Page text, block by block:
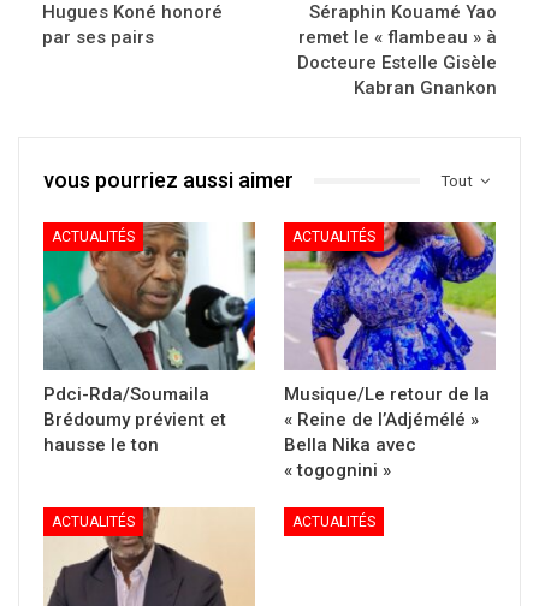
Hugues Koné honoré
par ses pairs
Séraphin Kouamé Yao
remet le « flambeau » à
Docteure Estelle Gisèle
Kabran Gnankon
Tout
vous pourriez aussi aimer
ACTUALITÉS
Pdci-Rda/Soumaila
Brédoumy prévient et
hausse le ton
ACTUALITÉS
Musique/Le retour de la
« Reine de l’Adjémélé »
Bella Nika avec
« togognini »
ACTUALITÉS ACTUALITÉS